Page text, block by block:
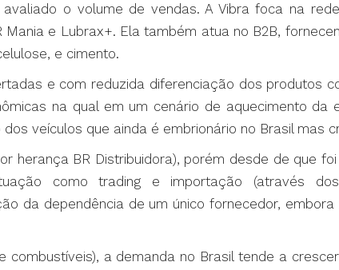
o volume de vendas. A Vibra foca na
e Lubrax+. Ela também atua no B2B,
e cimento.
e com reduzida diferenciação dos produtos
na qual em um cenário de aquecimento da
veículos que ainda é embrionário no Brasil mas
herança BR Distribuidora), porém desde de que
como trading e importação (através
da dependência de um único fornecedor,
combustíveis), a demanda no Brasil tende a